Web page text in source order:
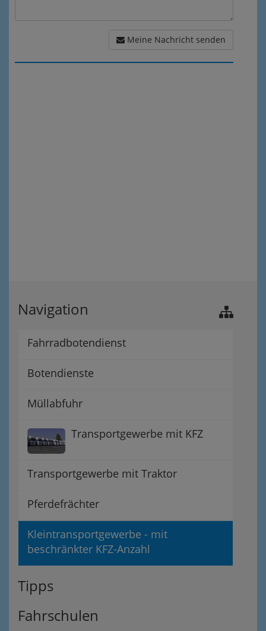
Meine Nachricht senden
Navigation
Fahrradbotendienst
Botendienste
Müllabfuhr
Transportgewerbe mit KFZ
Transportgewerbe mit Traktor
Pferdefrächter
Kleintransportgewerbe - mit
beschränkter KFZ-Anzahl
Tipps
Fahrschulen